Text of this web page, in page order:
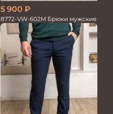
5 900 ₽
8772-VW-602M Брюки мужские